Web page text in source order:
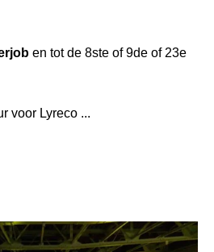
en tot de 8ste of 9de of 23e
voor Lyreco ...